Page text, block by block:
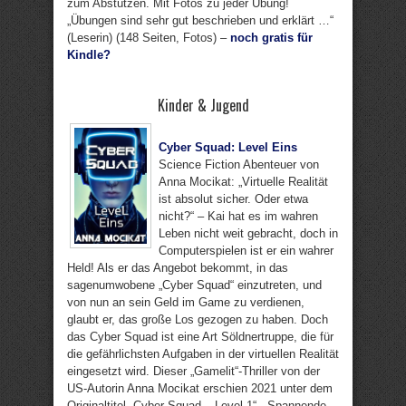
zum Abstützen. Mit Fotos zu jeder Übung!
„Übungen sind sehr gut beschrieben und erklärt …“
(Leserin) (148 Seiten, Fotos) – noch gratis für
Kindle?
Kinder & Jugend
Cyber Squad: Level Eins
Science Fiction Abenteuer von
Anna Mocikat: „Virtuelle Realität
ist absolut sicher. Oder etwa
nicht?“ – Kai hat es im wahren
Leben nicht weit gebracht, doch in
Computerspielen ist er ein wahrer
Held! Als er das Angebot bekommt, in das
sagenumwobene „Cyber Squad“ einzutreten, und
von nun an sein Geld im Game zu verdienen,
glaubt er, das große Los gezogen zu haben. Doch
das Cyber Squad ist eine Art Söldnertruppe, die für
die gefährlichsten Aufgaben in der virtuellen Realität
eingesetzt wird. Dieser „Gamelit“-Thriller von der
US-Autorin Anna Mocikat erschien 2021 unter dem